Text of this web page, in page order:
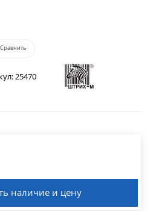
Сравнить
25470
наличие и цену